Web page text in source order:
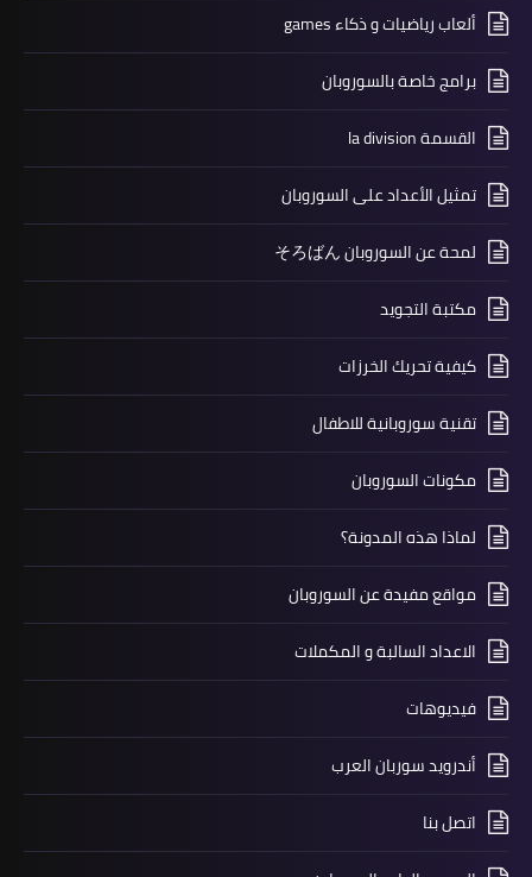
ألعاب رياضيات و ذكاء games
برامج خاصة بالسوروبان
القسمة la division
تمثيل الأعداد على السوروبان
لمحة عن السوروبان そろばん
مكتبة التجويد
كيفية تحريك الخرزات
تقنية سوروبانية للاطفال
مكونات السوروبان
لماذا هذه المدونة؟
مواقع مفيدة عن السوروبان
الاعداد السالبة و المكملات
فيديوهات
أندرويد سوربان العرب
اتصل بنا